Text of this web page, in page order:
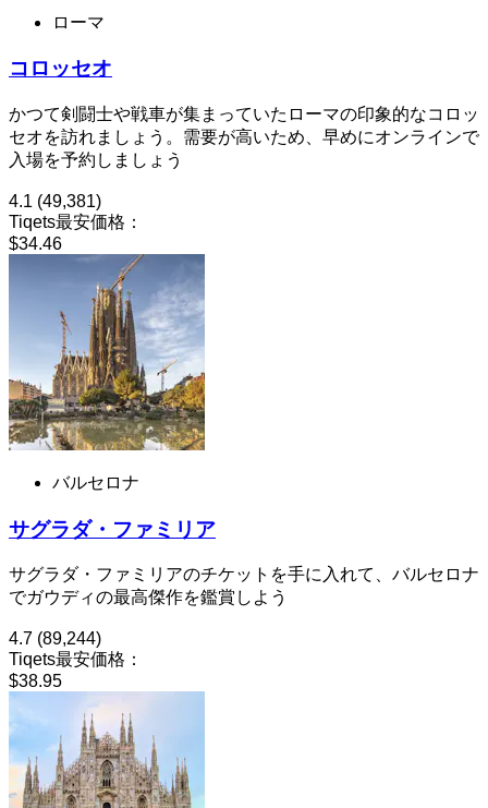
ローマ
コロッセオ
かつて剣闘士や戦車が集まっていたローマの印象的なコロッ
セオを訪れましょう。需要が高いため、早めにオンラインで
入場を予約しましょう
4.1 (49,381)
Tiqets最安価格：
$34.46
バルセロナ
サグラダ・ファミリア
サグラダ・ファミリアのチケットを手に入れて、バルセロナ
でガウディの最高傑作を鑑賞しよう
4.7 (89,244)
Tiqets最安価格：
$38.95